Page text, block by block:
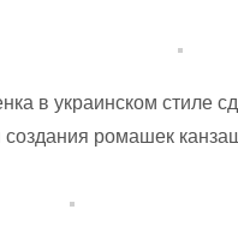
в украинском стиле
создания ромашек